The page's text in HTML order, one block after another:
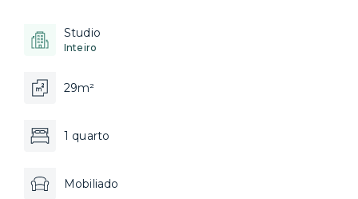
Studio
Inteiro
29m²
1 quarto
Mobiliado